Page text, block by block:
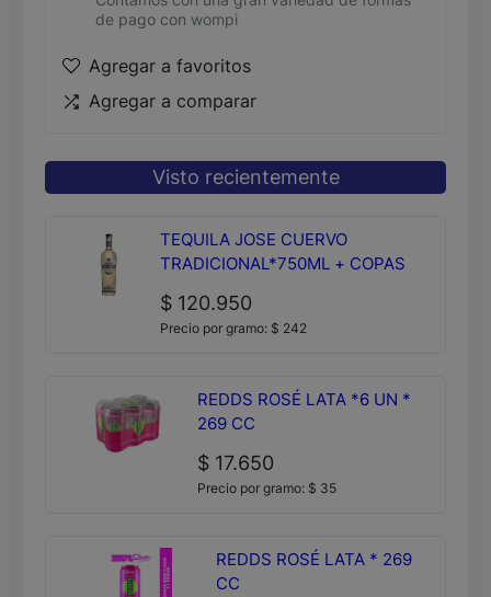
de pago con wompi
Agregar a favoritos
Agregar a comparar
Visto recientemente
TEQUILA JOSE CUERVO
TRADICIONAL*750ML + COPAS
$ 120.950
Precio por gramo: $ 242
REDDS ROSÉ LATA *6 UN *
269 CC
$ 17.650
Precio por gramo: $ 35
REDDS ROSÉ LATA * 269
CC